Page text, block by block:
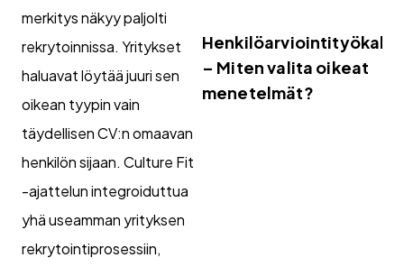
merkitys näkyy paljolti
rekrytoinnissa. Yritykset
haluavat löytää juuri sen
oikean tyypin vain
täydellisen CV:n omaavan
henkilön sijaan. Culture Fit
-ajattelun integroiduttua
yhä useamman yrityksen
rekrytointiprosessiin,
Henkilöarviointityökalut
– Miten valita oikeat
menetelmät?